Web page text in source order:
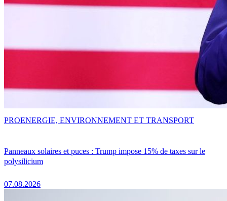
Panneaux solaires et puces : Trump impose 15% de taxes sur le
polysilicium
07.08.2026
PROENERGIE, ENVIRONNEMENT ET TRANSPORT